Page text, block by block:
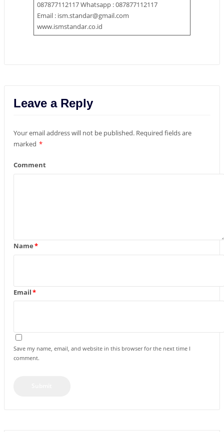
087877112117 Whatsapp : 087877112117
Email : ism.standar@gmail.com
www.ismstandar.co.id
Leave a Reply
Your email address will not be published. Required fields are
marked *
Comment
Name*
Email*
Save my name, email, and website in this browser for the next time I
comment.